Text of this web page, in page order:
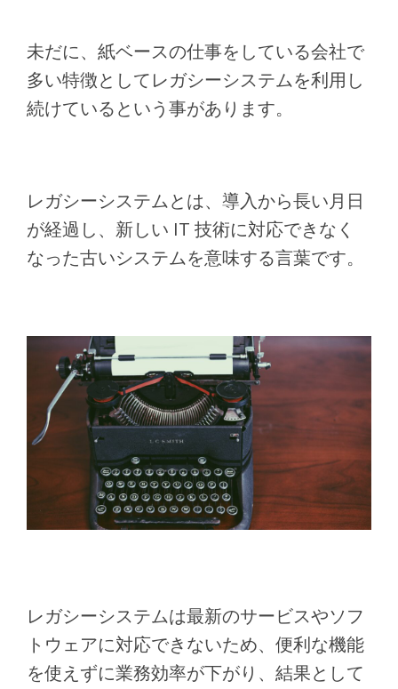
未だに、紙ベースの仕事をしている会社で
多い特徴としてレガシーシステムを利用し
続けているという事があります。
レガシーシステムとは、導入から長い月日
が経過し、新しい IT 技術に対応できなく
なった古いシステムを意味する言葉です。
レガシーシステムは最新のサービスやソフ
トウェアに対応できないため、便利な機能
を使えずに業務効率が下がり、結果として